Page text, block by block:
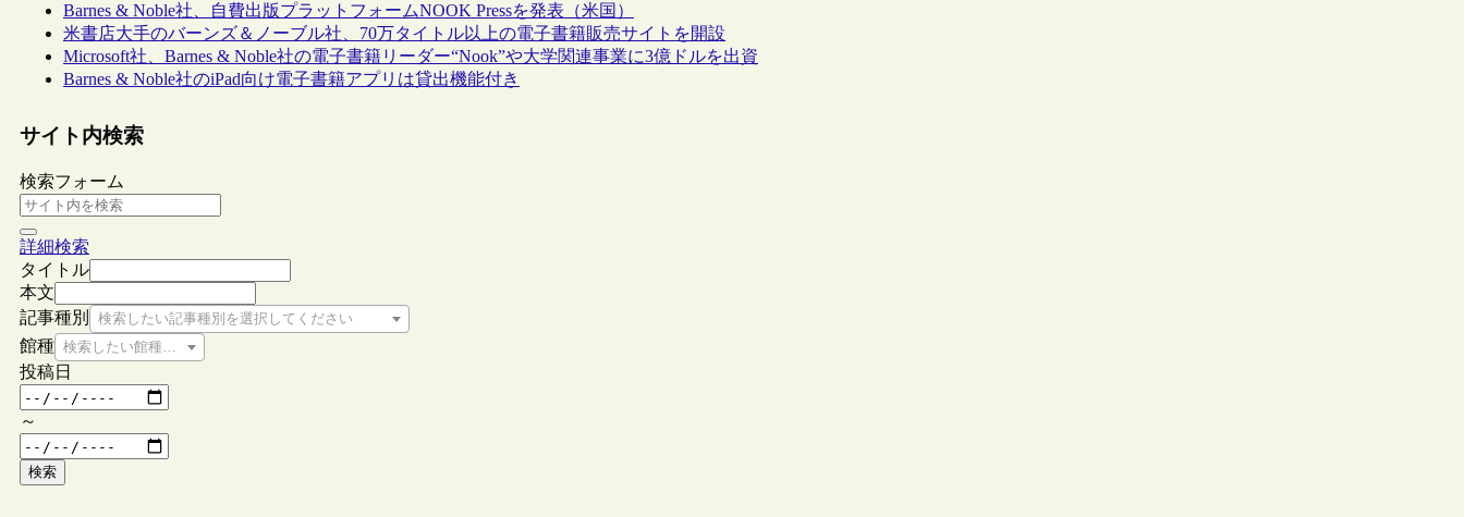
Barnes & Noble社、自費出版プラットフォームNOOK Pressを発表（米国）
米書店大手のバーンズ＆ノーブル社、70万タイトル以上の電子書籍販売サイトを開設
Microsoft社、Barnes & Noble社の電子書籍リーダー“Nook”や大学関連事業に3億ドルを出資
Barnes & Noble社のiPad向け電子書籍アプリは貸出機能付き
サイト内検索
検索フォーム
詳細検索
タイトル
本文
記事種別
検索したい記事種別を選択してください
館種 検索したい館種を選択してください
投稿日
～
検索